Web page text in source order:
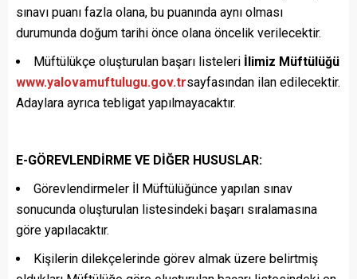
sınavı puanı fazla olana, bu puanında aynı olması
durumunda doğum tarihi önce olana öncelik verilecektir.
Müftülükçe oluşturulan başarı listeleri İlimiz Müftülüğü
www.yalovamuftulugu.gov.trsayfasından ilan edilecektir.
Adaylara ayrıca tebligat yapılmayacaktır.
E-GÖREVLENDİRME VE DİĞER HUSUSLAR:
Görevlendirmeler İl Müftülüğünce yapılan sınav
sonucunda oluşturulan listesindeki başarı sıralamasına
göre yapılacaktır.
Kişilerin dilekçelerinde görev almak üzere belirtmiş